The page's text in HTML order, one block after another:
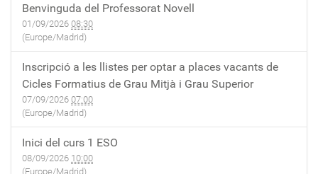
Benvinguda del Professorat Novell
01/09/2026 08:30
(Europe/Madrid)
Inscripció a les llistes per optar a places vacants de
Cicles Formatius de Grau Mitjà i Grau Superior
07/09/2026 07:00
(Europe/Madrid)
Inici del curs 1 ESO
08/09/2026 10:00
(Europe/Madrid)